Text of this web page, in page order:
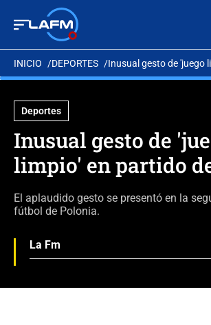
INICIO DEPORTES Inusual gesto de 'juego
Deportes
Inusual gesto de
limpio' en partido
El aplaudido gesto se presentó en la
fútbol de Polonia.
La Fm